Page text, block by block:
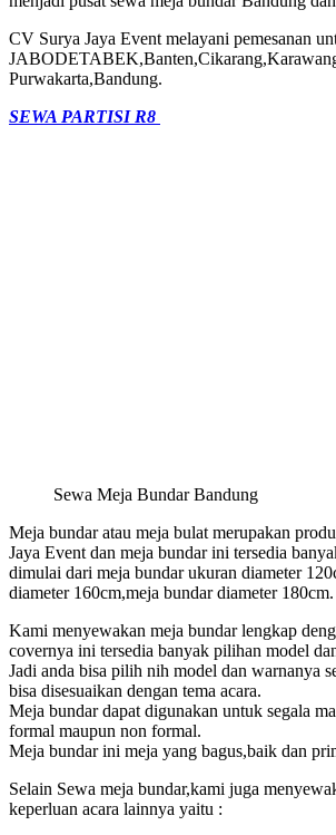
CV Surya Jaya Event melayani pemesanan
Purwakarta,Bandung.
SEWA PARTISI R8
Sewa Meja Bundar Bandung
Meja bundar atau meja bulat merupakan
Jaya Event dan meja bundar ini tersedia
dimulai dari meja bundar ukuran diameter
diameter 160cm,meja bundar diameter 180cm.
Kami menyewakan meja bundar lengkap
covernya ini tersedia banyak pilihan model
Jadi anda bisa pilih nih model dan warnanya
bisa disesuaikan dengan tema acara.
Meja bundar dapat digunakan untuk segala
formal maupun non formal.
Meja bundar ini meja yang bagus,baik dan
Selain Sewa meja bundar,kami juga
keperluan acara lainnya yaitu :